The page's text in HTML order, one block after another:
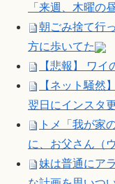
「来週、木曜の
朝ごみ捨て行
方に歩いてた
【悲報】 ワ
【ネット騒然
翌日にインスタ
トメ「我が家
に、お父さん（
妹は普通にア